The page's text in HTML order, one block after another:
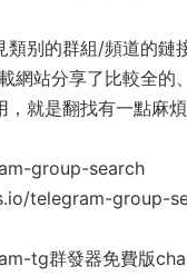
類别的群組/頻道的
網站分享了比較全
就是翻找有一點麻煩
group-search
telegram-group-
tg群發器免費版